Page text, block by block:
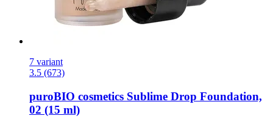
7 variant
3.5 (673)
puroBIO cosmetics Sublime Drop Foundation,
02 (15 ml)